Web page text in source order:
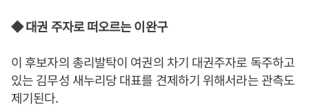
◆ 대권 주자로 떠오르는 이완구
이 후보자의 총리발탁이 여권의 차기 대권주자로 독주하고
있는 김무성 새누리당 대표를 견제하기 위해서라는 관측도
제기된다.